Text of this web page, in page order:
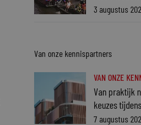
3 augustus
Van onze kennispartners
VAN ONZE
Van praktijk
keuzes
7 augustus